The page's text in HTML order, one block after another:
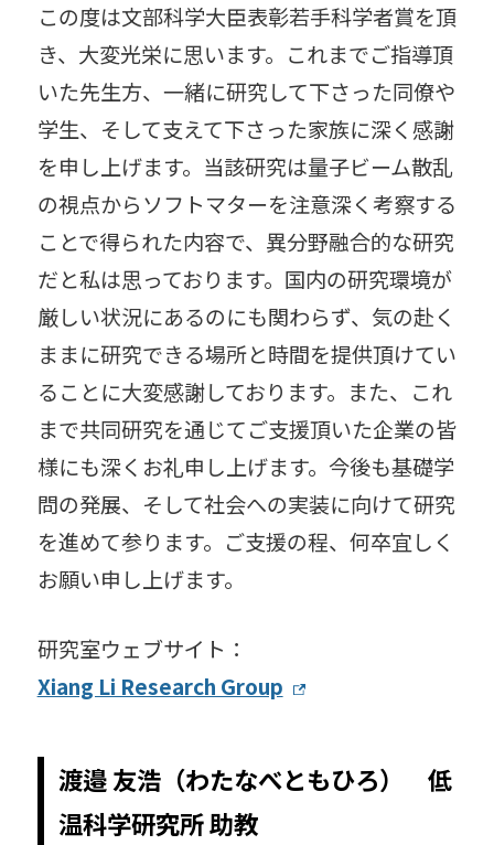
この度は文部科学大臣表彰若手科学者賞を頂
き、大変光栄に思います。これまでご指導頂
いた先生方、一緒に研究して下さった同僚や
学生、そして支えて下さった家族に深く感謝
を申し上げます。当該研究は量子ビーム散乱
の視点からソフトマターを注意深く考察する
ことで得られた内容で、異分野融合的な研究
だと私は思っております。国内の研究環境が
厳しい状況にあるのにも関わらず、気の赴く
ままに研究できる場所と時間を提供頂けてい
ることに大変感謝しております。また、これ
まで共同研究を通じてご支援頂いた企業の皆
様にも深くお礼申し上げます。今後も基礎学
問の発展、そして社会への実装に向けて研究
を進めて参ります。ご支援の程、何卒宜しく
お願い申し上げます。
研究室ウェブサイト：
Xiang Li Research Group
渡邉 友浩（わたなべともひろ） 低
温科学研究所 助教